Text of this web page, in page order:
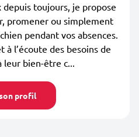
toujours, je propose
promener ou simplement
pendant vos absences.
l’écoute des besoins de
leur bien-être c...
profil